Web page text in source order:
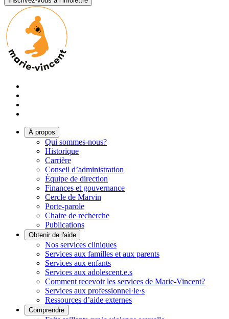
À propos
Qui sommes-nous?
Historique
Carrière
Conseil d’administration
Équipe de direction
Finances et gouvernance
Cercle de Marvin
Porte-parole
Chaire de recherche
Publications
Obtenir de l'aide
Nos services cliniques
Services aux familles et aux parents
Services aux enfants
Services aux adolescent.e.s
Comment recevoir les services de Marie-Vincent?
Services aux professionnel·le·s
Ressources d’aide externes
Comprendre